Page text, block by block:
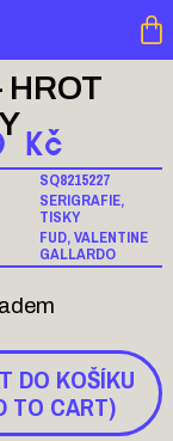
HROT
Kč
SQ8215227
SERIGRAFIE,
TISKY
FUD,VALENTINE
GALLARDO
DO KOŠÍKU
TO CART)